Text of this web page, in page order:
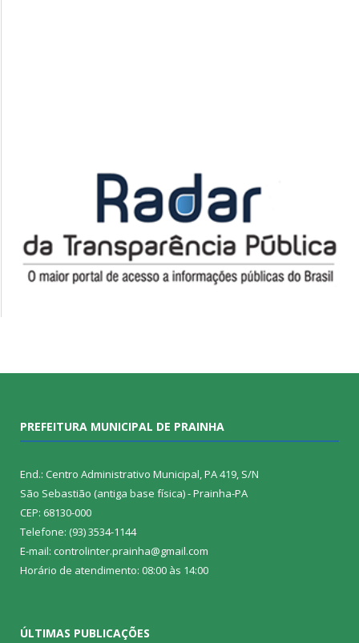
PREFEITURA MUNICIPAL DE PRAINHA
End.: Centro Administrativo Municipal, PA 419, S/N
São Sebastião (antiga base física) - Prainha-PA
CEP: 68130-000
Telefone: (93) 3534-1144
E-mail: controlinter.prainha@gmail.com
Horário de atendimento: 08:00 às 14:00
ÚLTIMAS PUBLICAÇÕES